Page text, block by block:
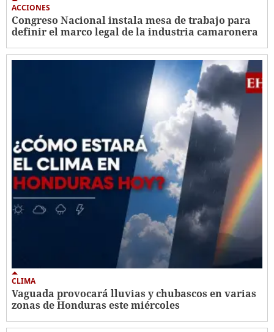
ACCIONES
Congreso Nacional instala mesa de trabajo para
definir el marco legal de la industria camaronera
CLIMA
Vaguada provocará lluvias y chubascos en varias
zonas de Honduras este miércoles